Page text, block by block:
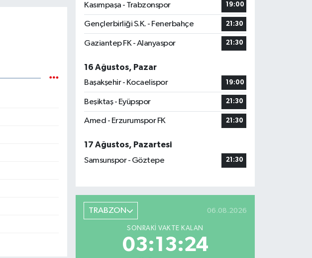
Kasımpaşa - Trabzonspor 19:00
Gençlerbirliği S.K. - Fenerbahçe 21:30
Gaziantep FK - Alanyaspor 21:30
16 Ağustos, Pazar
Başakşehir - Kocaelispor
19:00
Beşiktaş - Eyüpspor 21:30
Amed - Erzurumspor FK 21:30
17 Ağustos, Pazartesi
Samsunspor - Göztepe
21:30
TRABZON 06.08.2026
SONRAKI VAKTE KALAN
03:13:23